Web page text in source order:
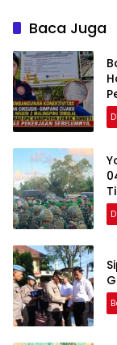
Kondusif
Baca Juga